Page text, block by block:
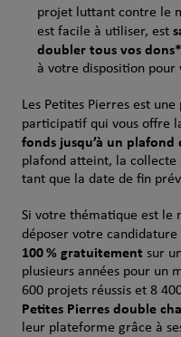
projet luttant contre le
est facile à utiliser, est
doubler tous vos dons*
à votre disposition pour
Les Petites Pierres est
participatif qui vous offre
fonds jusqu’à un plafond
plafond atteint, la collecte
tant que la date de fin
Si votre thématique est le
déposer votre candidature
100 % gratuitement sur
plusieurs années pour un
600 projets réussis et 8
Petites Pierres double
leur plateforme grâce à